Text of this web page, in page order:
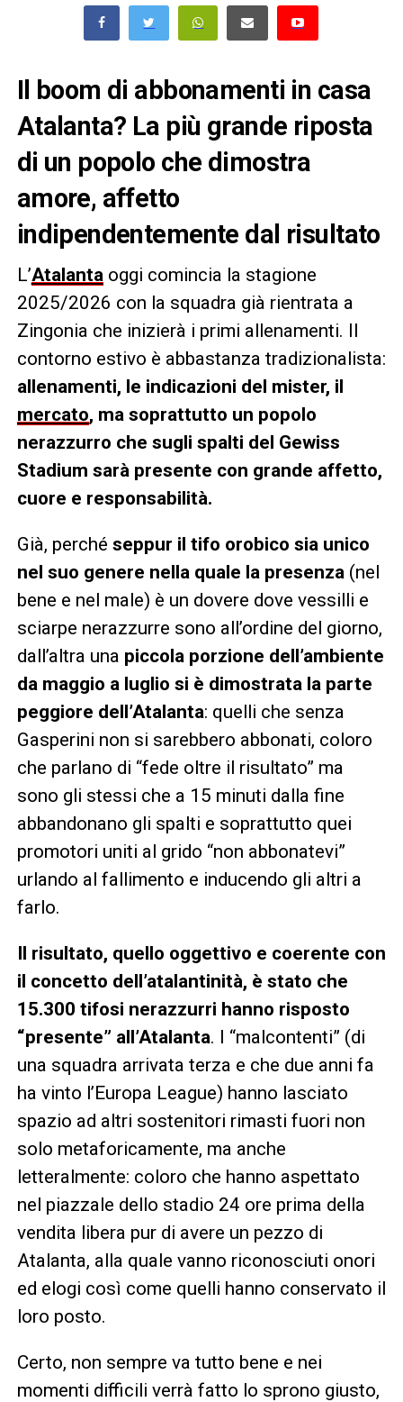
Il boom di abbonamenti in casa
Atalanta? La più grande riposta
di un popolo che dimostra
amore, affetto
indipendentemente dal risultato
L’Atalantaoggi comincia la stagione
2025/2026 con la squadra già rientrata a
Zingonia che inizierà i primi allenamenti. Il
contorno estivo è abbastanza tradizionalista:
allenamenti, le indicazioni del mister, il
mercato, ma soprattutto un popolo
nerazzurro che sugli spalti del Gewiss
Stadium sarà presente con grande affetto,
cuore e responsabilità.
Già, perché seppur il tifo orobico sia unico
nel suo genere nella quale la presenza (nel
bene e nel male) è un dovere dove vessilli e
sciarpe nerazzurre sono all’ordine del giorno,
dall’altra una piccola porzione dell’ambiente
da maggio a luglio si è dimostrata la parte
peggiore dell’Atalanta: quelli che senza
Gasperini non si sarebbero abbonati, coloro
che parlano di “fede oltre il risultato” ma
sono gli stessi che a 15 minuti dalla fine
abbandonano gli spalti e soprattutto quei
promotori uniti al grido “non abbonatevi”
urlando al fallimento e inducendo gli altri a
farlo.
Il risultato, quello oggettivo e coerente con
il concetto dell’atalantinità, è stato che
15.300 tifosi nerazzurri hanno risposto
“presente” all’Atalanta. I “malcontenti” (di
una squadra arrivata terza e che due anni fa
ha vinto l’Europa League) hanno lasciato
spazio ad altri sostenitori rimasti fuori non
solo metaforicamente, ma anche
letteralmente: coloro che hanno aspettato
nel piazzale dello stadio 24 ore prima della
vendita libera pur di avere un pezzo di
Atalanta, alla quale vanno riconosciuti onori
ed elogi così come quelli hanno conservato il
loro posto.
Certo, non sempre va tutto bene e nei
momenti difficili verrà fatto lo sprono giusto,